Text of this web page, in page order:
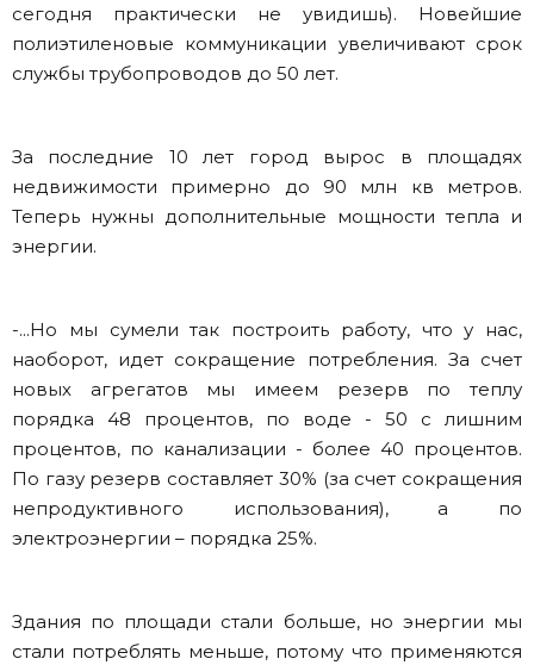
сегодня практически не увидишь). Новейшие
полиэтиленовые коммуникации увеличивают срок
службы трубопроводов до 50 лет.
За последние 10 лет город вырос в площадях
недвижимости примерно до 90 млн кв метров.
Теперь нужны дополнительные мощности тепла и
энергии.
-...Но мы сумели так построить работу, что у нас,
наоборот, идет сокращение потребления. За счет
новых агрегатов мы имеем резерв по теплу
порядка 48 процентов, по воде - 50 с лишним
процентов, по канализации - более 40 процентов.
По газу резерв составляет 30% (за счет сокращения
непродуктивного использования), а по
электроэнергии – порядка 25%.
Здания по площади стали больше, но энергии мы
стали потреблять меньше, потому что применяются